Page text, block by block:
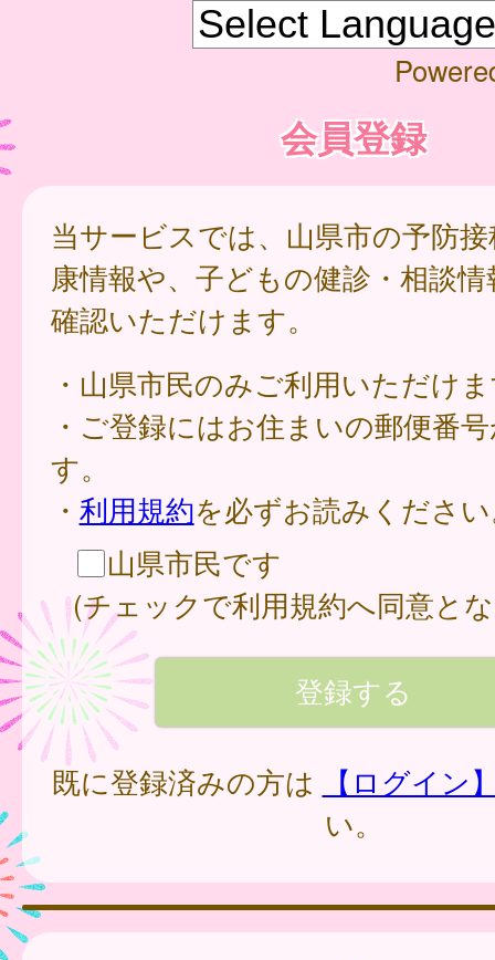
会員登録
当サービスでは、山県市の予防
康情報や、子どもの健診・相談
確認いただけます。
・山県市民のみご利用いただけ
・ご登録にはお住まいの郵便番
す。
・ 利用規約を必ずお読みくださ
山県市民です
(チェックで利用規約へ同意と
既に登録済みの方は
【ログイン
い。